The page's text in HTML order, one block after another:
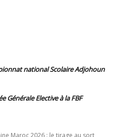
national Scolaire Adjohoun
Générale Elective à la FBF